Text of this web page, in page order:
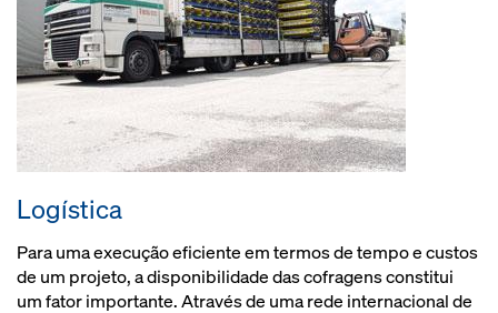
Logística
Para uma execução eficiente em termos de tempo e custos
de um projeto, a disponibilidade das cofragens constitui
um fator importante. Através de uma rede internacional de